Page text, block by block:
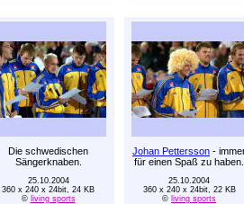
Die schwedischen
Sängerknaben.
Johan Pettersson -
für einen Spaß zu haben.
25.10.2004
360 x 240 x 24bit, 24 KB
© living sports
25.10.2004
360 x 240 x 24bit, 22 KB
© living sports